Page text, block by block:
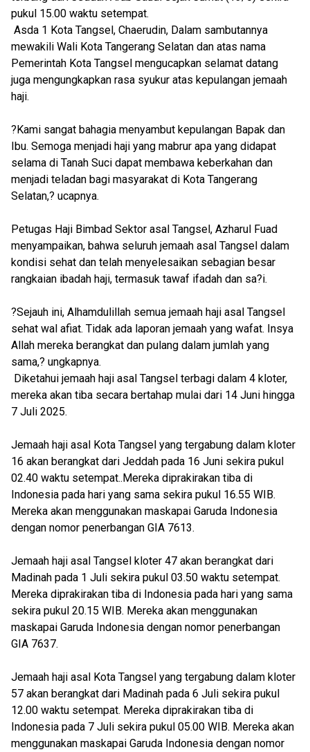
pukul 15.00 waktu setempat.
Asda 1 Kota Tangsel, Chaerudin, Dalam sambutannya
mewakili Wali Kota Tangerang Selatan dan atas nama
Pemerintah Kota Tangsel mengucapkan selamat datang
juga mengungkapkan rasa syukur atas kepulangan jemaah
haji.
?Kami sangat bahagia menyambut kepulangan Bapak dan
Ibu. Semoga menjadi haji yang mabrur apa yang didapat
selama di Tanah Suci dapat membawa keberkahan dan
menjadi teladan bagi masyarakat di Kota Tangerang
Selatan,? ucapnya.
Petugas Haji Bimbad Sektor asal Tangsel, Azharul Fuad
menyampaikan, bahwa seluruh jemaah asal Tangsel dalam
kondisi sehat dan telah menyelesaikan sebagian besar
rangkaian ibadah haji, termasuk tawaf ifadah dan sa?i.
?Sejauh ini, Alhamdulillah semua jemaah haji asal Tangsel
sehat wal afiat. Tidak ada laporan jemaah yang wafat. Insya
Allah mereka berangkat dan pulang dalam jumlah yang
sama,? ungkapnya.
Diketahui jemaah haji asal Tangsel terbagi dalam 4 kloter,
mereka akan tiba secara bertahap mulai dari 14 Juni hingga
7 Juli 2025.
Jemaah haji asal Kota Tangsel yang tergabung dalam kloter
16 akan berangkat dari Jeddah pada 16 Juni sekira pukul
02.40 waktu setempat..Mereka diprakirakan tiba di
Indonesia pada hari yang sama sekira pukul 16.55 WIB.
Mereka akan menggunakan maskapai Garuda Indonesia
dengan nomor penerbangan GIA 7613.
Jemaah haji asal Tangsel kloter 47 akan berangkat dari
Madinah pada 1 Juli sekira pukul 03.50 waktu setempat.
Mereka diprakirakan tiba di Indonesia pada hari yang sama
sekira pukul 20.15 WIB. Mereka akan menggunakan
maskapai Garuda Indonesia dengan nomor penerbangan
GIA 7637.
Jemaah haji asal Kota Tangsel yang tergabung dalam kloter
57 akan berangkat dari Madinah pada 6 Juli sekira pukul
12.00 waktu setempat. Mereka diprakirakan tiba di
Indonesia pada 7 Juli sekira pukul 05.00 WIB. Mereka akan
menggunakan maskapai Garuda Indonesia dengan nomor